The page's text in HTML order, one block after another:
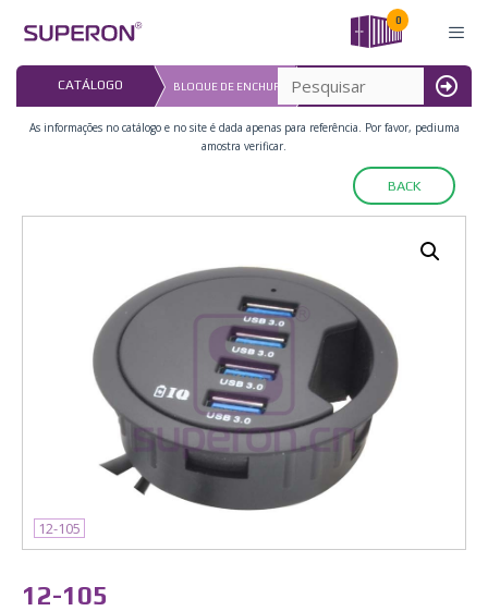
para
conteúdo
0
MENU
CATÁLOGO BLOQUE DE ENCHUFE
DATA DE ATUALIZAÇÃO:
16.07.2026
As informações no catálogo e no site é dada apenas para referência. Por favor, pediuma
amostra verificar.
BACK
12-105
12-105